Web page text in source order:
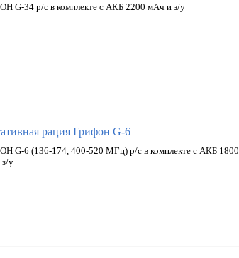
G-34 р/с в комплекте с АКБ 2200 мАч и з/у
рация Грифон G-6
G-6 (136-174, 400-520 МГц) р/с в комплекте с АКБ 1800
у